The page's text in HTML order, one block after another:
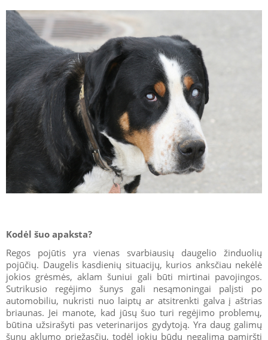
Kodėl šuo apaksta?
Regos pojūtis yra vienas svarbiausių daugelio žinduolių
pojūčių. Daugelis kasdienių situacijų, kurios anksčiau nekėlė
jokios grėsmės, aklam šuniui gali būti mirtinai pavojingos.
Sutrikusio regėjimo šunys gali nesąmoningai palįsti po
automobiliu, nukristi nuo laiptų ar atsitrenkti galva į aštrias
briaunas. Jei manote, kad jūsų šuo turi regėjimo problemų,
būtina užsirašyti pas veterinarijos gydytoją. Yra daug galimų
šunų aklumo priežasčių, todėl jokiu būdu negalima pamiršti